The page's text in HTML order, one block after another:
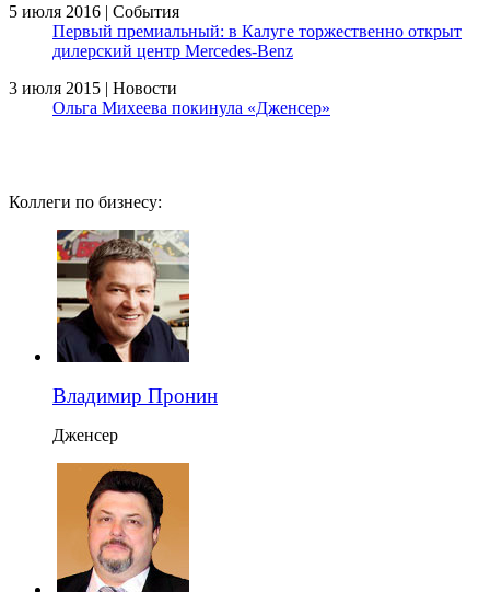
5 июля 2016 | События
Первый премиальный: в Калуге торжественно открыт
дилерский центр Mercedes-Benz
3 июля 2015 | Новости
Ольга Михеева покинула «Дженсер»
Коллеги по бизнесу:
Владимир Пронин
Дженсер